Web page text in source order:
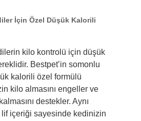
İçin Özel Düşük Kalorili
kilo kontrolü için düşük
Bestpet’in somonlu
kalorili özel formülü
kilo almasını engeller ve
destekler. Aynı
içeriği sayesinde kedinizin